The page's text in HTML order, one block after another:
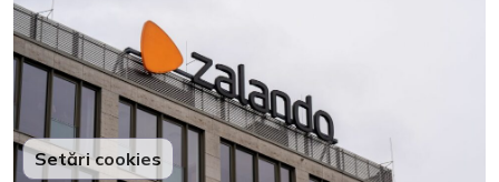
Setări cookies